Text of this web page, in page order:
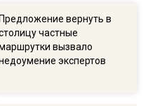
Предложение вернуть в
частные
вызвало
экспертов